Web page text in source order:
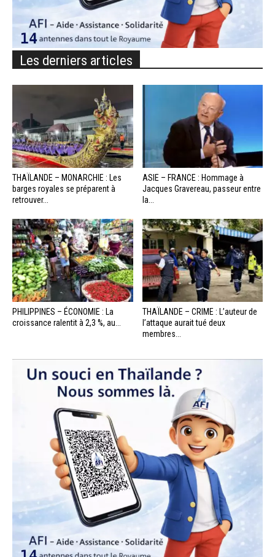
Les derniers articles
THAÏLANDE – MONARCHIE : Les
barges royales se préparent à
retrouver...
ASIE – FRANCE : Hommage à
Jacques Gravereau, passeur entre
la...
PHILIPPINES – ÉCONOMIE : La
croissance ralentit à 2,3 %, au...
THAÏLANDE – CRIME : L’auteur de
l’attaque aurait tué deux
membres...